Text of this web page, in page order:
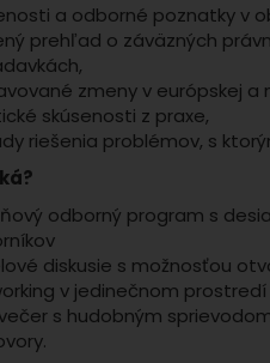
a odborné poznatky v
prehľad o záväzných
zmeny v európskej a
skúsenosti z praxe,
riešenia problémov, s
odborný program s
diskusie s možnosťou
v jedinečnom
s hudobným